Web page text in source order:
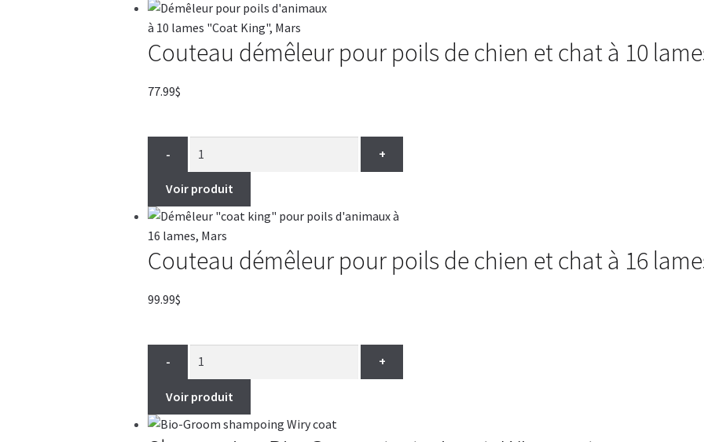
Couteau démêleur pour poils de chien et chat à 10
77.99$
- +
Voir produit
Couteau démêleur pour poils de chien et chat à 16
99.99$
- +
Voir produit